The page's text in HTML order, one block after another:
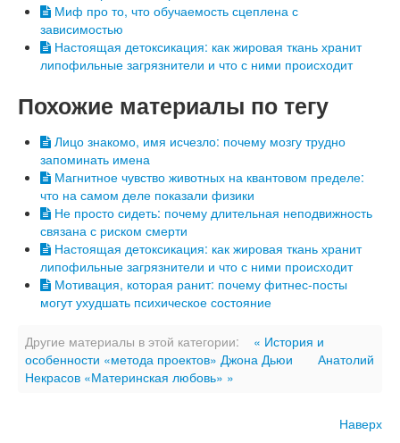
Миф про то, что обучаемость сцеплена с
зависимостью
Настоящая детоксикация: как жировая ткань хранит
липофильные загрязнители и что с ними происходит
Похожие материалы по тегу
Лицо знакомо, имя исчезло: почему мозгу трудно
запоминать имена
Магнитное чувство животных на квантовом пределе:
что на самом деле показали физики
Не просто сидеть: почему длительная неподвижность
связана с риском смерти
Настоящая детоксикация: как жировая ткань хранит
липофильные загрязнители и что с ними происходит
Мотивация, которая ранит: почему фитнес-посты
могут ухудшать психическое состояние
Другие материалы в этой категории:
« История и
особенности «метода проектов» Джона Дьюи
Анатолий
Некрасов «Материнская любовь» »
Наверх